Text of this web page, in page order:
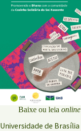
Baixe ou leia online
Universidade de Brasília